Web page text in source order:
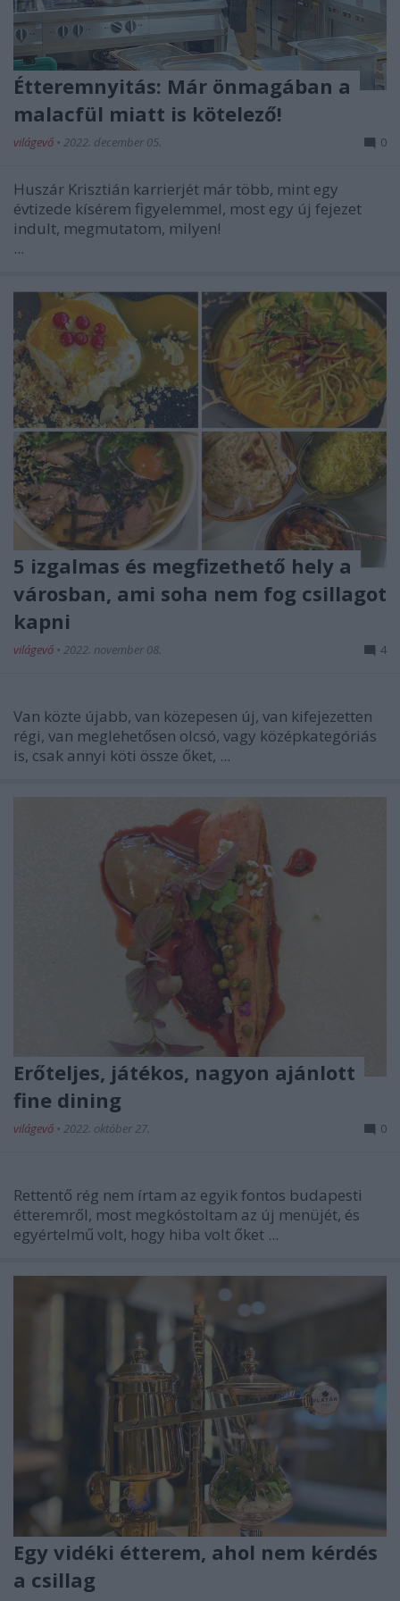
Étteremnyitás: Már önmagában a
malacfül miatt is kötelező!
világevő • 2022. december 05. 0
Huszár Krisztián karrierjét már több, mint egy
évtizede kísérem figyelemmel, most egy új fejezet
indult, megmutatom, milyen!
...
5 izgalmas és megfizethető hely a
városban, ami soha nem fog csillagot
kapni
világevő • 2022. november 08. 4
Van közte újabb, van közepesen új, van kifejezetten
régi, van meglehetősen olcsó, vagy középkategóriás
is, csak annyi köti össze őket, ...
Erőteljes, játékos, nagyon ajánlott
fine dining
világevő • 2022. október 27. 0
Rettentő rég nem írtam az egyik fontos budapesti
étteremről, most megkóstoltam az új menüjét, és
egyértelmű volt, hogy hiba volt őket ...
Egy vidéki étterem, ahol nem kérdés
a csillag